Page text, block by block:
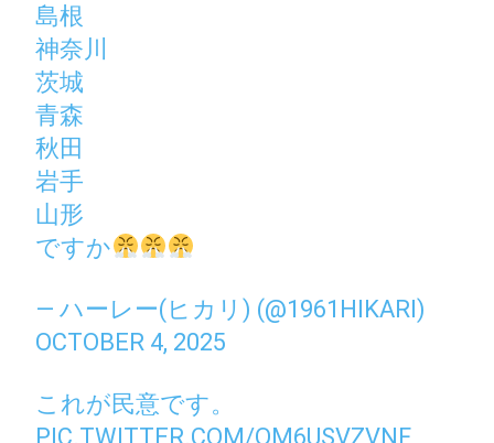
島根
神奈川
茨城
青森
秋田
岩手
山形
ですか
— ハーレー(ヒカリ) (@1961HIKARI)
OCTOBER 4, 2025
これが民意です。
PIC.TWITTER.COM/OM6USVZVNF